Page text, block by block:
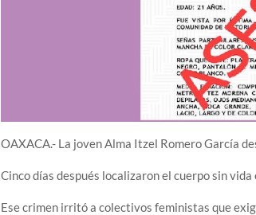
OAXACA.- La joven Alma Itzel Romero García
Cinco días después localizaron el cuerpo sin vida
Ese crimen irritó a colectivos feministas que